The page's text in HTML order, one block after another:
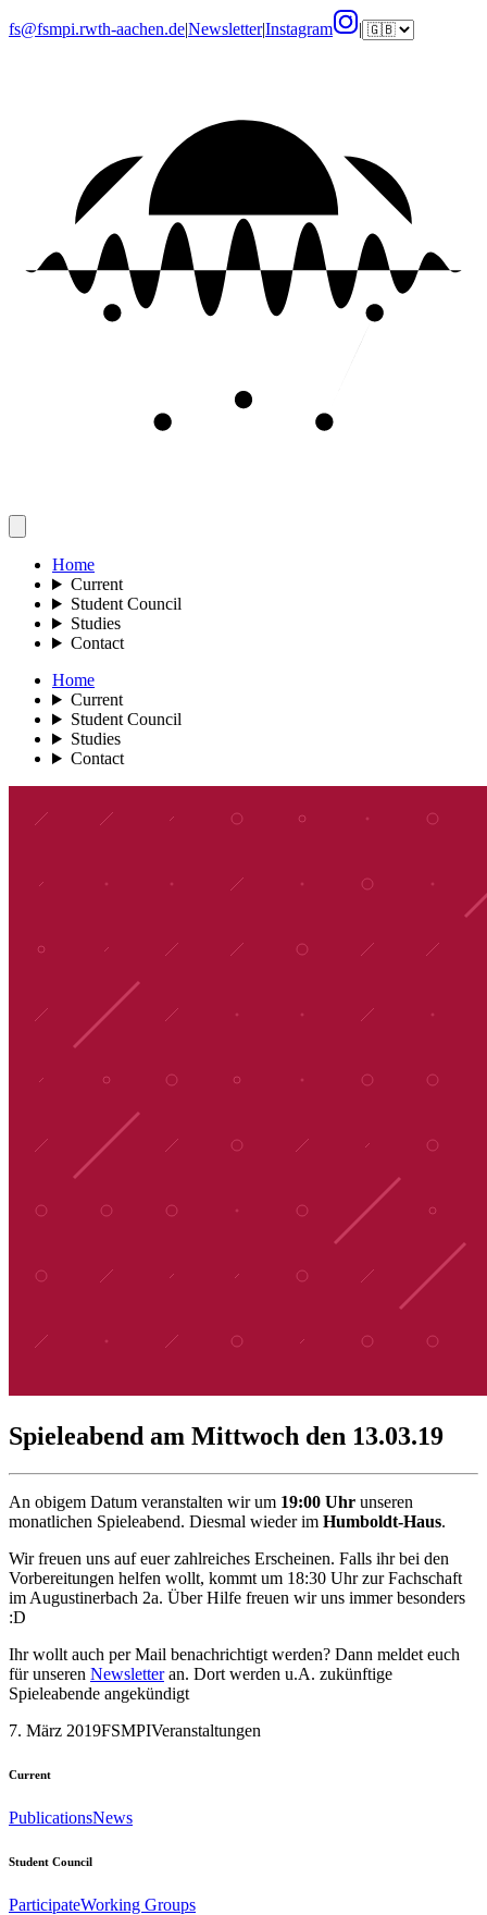
fs@fsmpi.rwth-aachen.de|Newsletter|Instagram |
Home
Current
Student Council
Studies
Contact
Home
Current
Student Council
Studies
Contact
Spieleabend am Mittwoch den 13.03.19
An obigem Datum veranstalten wir um 19:00 Uhr unseren
monatlichen Spieleabend. Diesmal wieder im Humboldt-Haus.
Wir freuen uns auf euer zahlreiches Erscheinen. Falls ihr bei den
Vorbereitungen helfen wollt, kommt um 18:30 Uhr zur Fachschaft
im Augustinerbach 2a. Über Hilfe freuen wir uns immer besonders
:D
Ihr wollt auch per Mail benachrichtigt werden? Dann meldet euch
für unseren Newsletteran. Dort werden u.A. zukünftige
Spieleabende angekündigt
7. März 2019FSMPIVeranstaltungen
Current
PublicationsNews
Student Council
ParticipateWorking Groups